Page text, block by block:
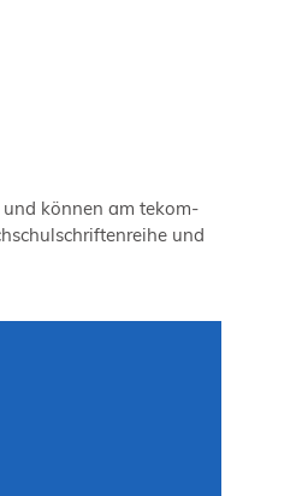
und können am tekom-
und